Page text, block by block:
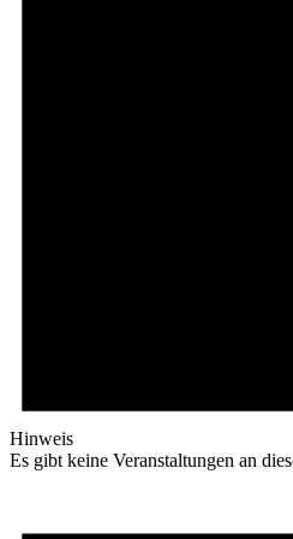
Hinweis
Es gibt keine Veranstaltungen an